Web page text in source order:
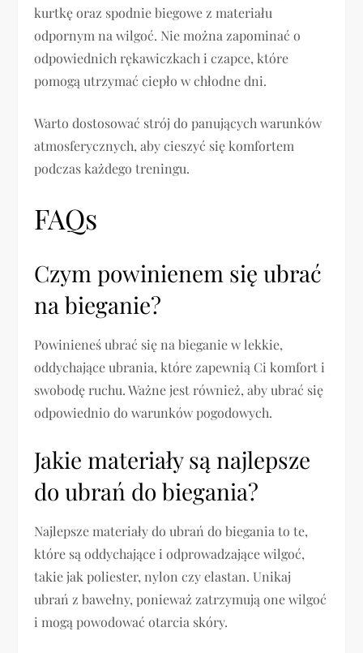
kurtkę oraz spodnie biegowe z materiału
odpornym na wilgoć. Nie można zapominać o
odpowiednich rękawiczkach i czapce, które
pomogą utrzymać ciepło w chłodne dni.
Warto dostosować strój do panujących warunków
atmosferycznych, aby cieszyć się komfortem
podczas każdego treningu.
FAQs
Czym powinienem się ubrać
na bieganie?
Powinieneś ubrać się na bieganie w lekkie,
oddychające ubrania, które zapewnią Ci komfort i
swobodę ruchu. Ważne jest również, aby ubrać się
odpowiednio do warunków pogodowych.
Jakie materiały są najlepsze
do ubrań do biegania?
Najlepsze materiały do ubrań do biegania to te,
które są oddychające i odprowadzające wilgoć,
takie jak poliester, nylon czy elastan. Unikaj
ubrań z bawełny, ponieważ zatrzymują one wilgoć
i mogą powodować otarcia skóry.